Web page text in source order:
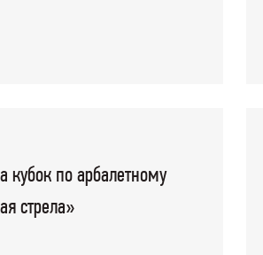
по арбалетному
стрела»